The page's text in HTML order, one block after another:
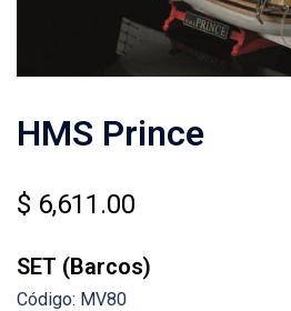
HMS Prince
$ 6,611.00
SET (Barcos)
Código: MV80